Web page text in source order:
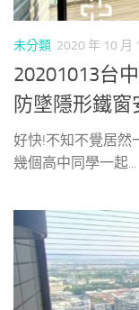
未分類 2020 年 10 月
20201013台
防墜隱形鐵
好快!不知不覺居然
幾個高中同學一起...